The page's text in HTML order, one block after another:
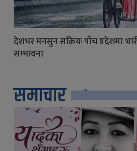
देशभर मनसुन सक्रियः पाँच प्रदेशमा
सम्भावना
समाचार सबै